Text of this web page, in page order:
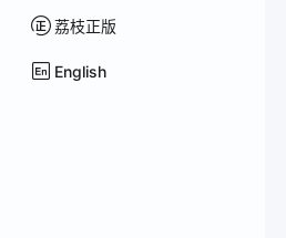
荔枝正版
English